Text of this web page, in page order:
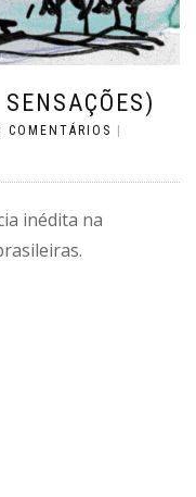
COMENTÁRIOS
inédita na